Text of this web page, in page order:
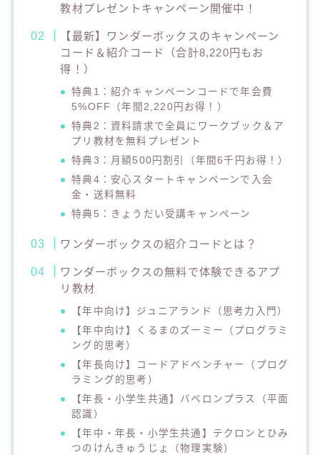
教材プレゼントキャンペーン開催中！
【最新】ワンダーボックスのキャンペーン
コード＆紹介コード（合計8,220円もお
得！）
特典1：紹介キャンペーンコードで年会費
5%OFF（年間2,220円お得！）
特典2：資料請求で全員にワークブック＆ア
プリ教材を無料プレゼント
特典3：月額500円割引（年間6千円お得！）
特典4：安心スタートキャンペーンで入会
金・送料無料
特典5：きょうだい受講キャンペーン
ワンダーボックスの紹介コードとは？
ワンダーボックスの無料で体験できるアプ
リ教材
【年中向け】ジュニアランド（思考力入門）
【年中向け】くるまの​ズーミー​（プログラミ
ング的思考）
​【年長向け】コードアドベンチャー​（プログ
ラミング的思考）​
【年長・小学生共通】バベロンプラス（平面
認識）​
【年中・年長・小学生共通】テクロンと​ひみ
つのけんきゅうじょ（物理実験）​